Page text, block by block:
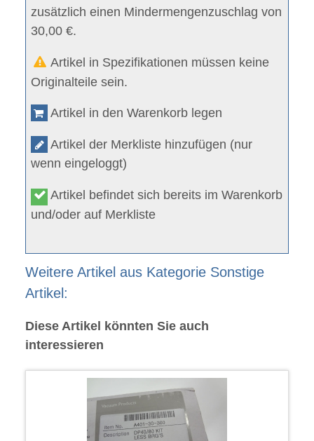
zusätzlich einen Mindermengenzuschlag von
30,00 €.
Artikel in Spezifikationen müssen keine
Originalteile sein.
Artikel in den Warenkorb legen
Artikel der Merkliste hinzufügen (nur
wenn eingeloggt)
Artikel befindet sich bereits im Warenkorb
und/oder auf Merkliste
Weitere Artikel aus Kategorie Sonstige
Artikel:
Diese Artikel könnten Sie auch
interessieren